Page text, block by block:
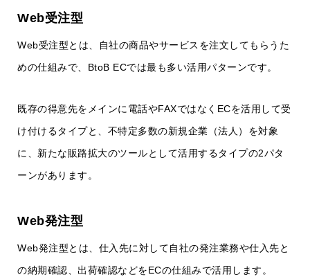
Web受注型
Web受注型とは、自社の商品やサービスを注文してもらうた
めの仕組みで、BtoB ECでは最も多い活用パターンです。
既存の得意先をメインに電話やFAXではなくECを活用して受
け付けるタイプと、不特定多数の新規企業（法人）を対象
に、新たな販路拡大のツールとして活用するタイプの2パタ
ーンがあります。
Web発注型
Web発注型とは、仕入先に対して自社の発注業務や仕入先と
の納期確認、出荷確認などをECの仕組みで活用します。